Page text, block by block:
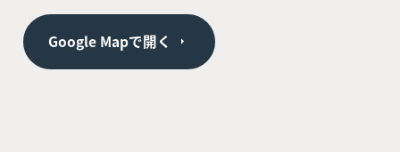
Google Mapで開く